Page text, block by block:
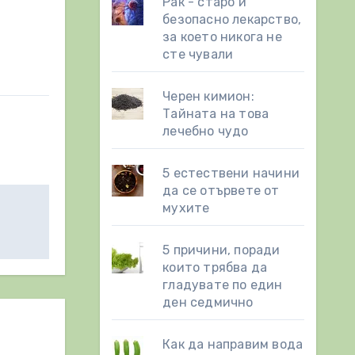
безопасно лекарство,
за което никога не
сте чували
Черен кимион:
Тайната на това
лечебно чудо
5 естествени начини
да се отървете от
мухите
5 причини, поради
които трябва да
гладувате по един
ден седмично
Как да направим вода